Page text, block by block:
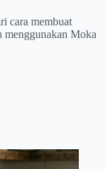
cara membuat
menggunakan Moka